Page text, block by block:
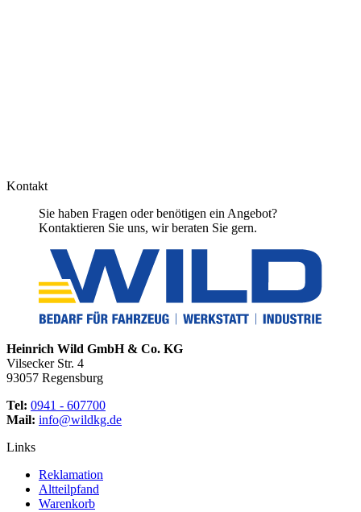
Kontakt
Sie haben Fragen oder benötigen ein Angebot?
Kontaktieren Sie uns, wir beraten Sie gern.
Heinrich Wild GmbH & Co. KG
Vilsecker Str. 4
93057 Regensburg
Tel: 0941 - 607700
Mail: info@wildkg.de
Links
Reklamation
Altteilpfand
Warenkorb